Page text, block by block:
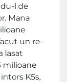
l de
Mana
un re-
lasat
milioane
K5s,